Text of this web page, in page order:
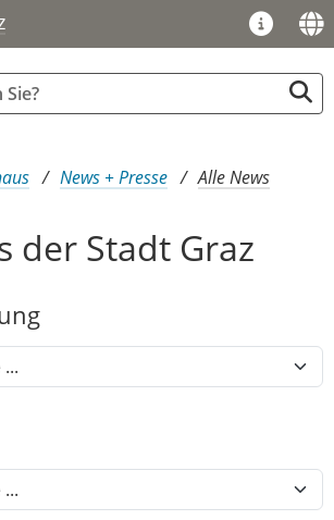
News + Presse Alle News
der Stadt Graz